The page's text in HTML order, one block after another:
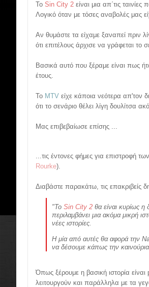
Το Sin City 2 είναι μια απ΄τις
Λογικό όταν με τόσες αναβολές μας
Αν θυμάστε τα είχαμε ξαναπεί πριν
ότι επιτέλους άρχισε να γράφεται το
Βασικά αυτό που ξέραμε είναι πως
έτους.
Το MTV είχε κάποια νεότερα απ'τον
ότι το σενάριο θέλει λίγη δουλίτσα
Μας επιβεβαίωσε επίσης ...
...τις έντονες φήμες για επιστροφή
Rourke).
Διαβάστε παρακάτω, τις επακριβείς
"Το Sin City 2 θα είναι κυρίως
περιλαμβάνει μια ακόμα μικρή
νέες ιστορίες.
Η μία από αυτές θα αφορά την
να δέσουμε κάπως την καινούρια
Όπως ξέρουμε η βασική ιστορία είναι
λειτουργούν και παράλληλα με τα